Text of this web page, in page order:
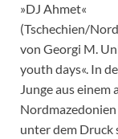
»DJ Ahmet«
(Tschechien/
von Georgi M.
youth days«. In
Junge aus
unter dem Druck